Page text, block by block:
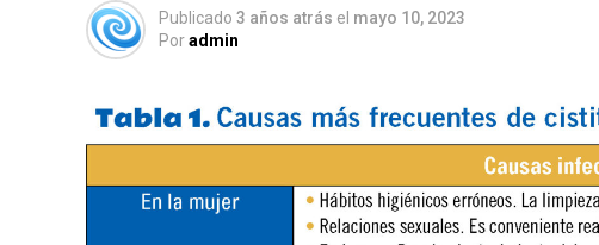
Publicado 3 años atrás el mayo 10, 2023
Poradmin